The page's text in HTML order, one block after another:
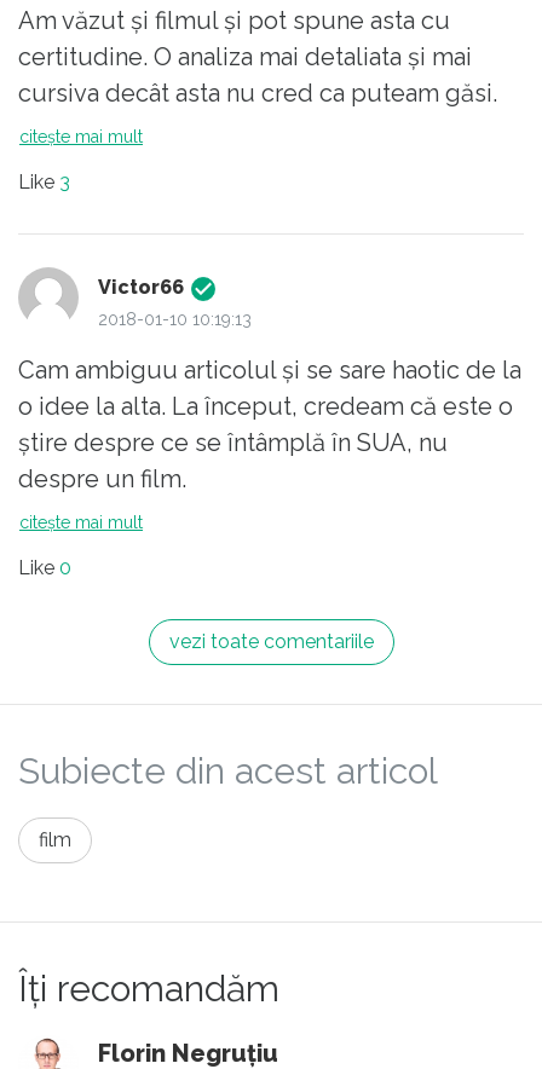
Am văzut și filmul și pot spune asta cu
certitudine. O analiza mai detaliata și mai
cursiva decât asta nu cred ca puteam găsi.
Paralele făcute le-am sesizat și chiar își
citește mai mult
Like 3
Victor66
2018-01-10 10:19:13
Cam ambiguu articolul și se sare haotic de la
o idee la alta. La început, credeam că este o
știre despre ce se întâmplă în SUA, nu
despre un film.
citește mai mult
Like 0
vezi toate comentariile
Subiecte din acest articol
film
Îți recomandăm
Florin Negruțiu